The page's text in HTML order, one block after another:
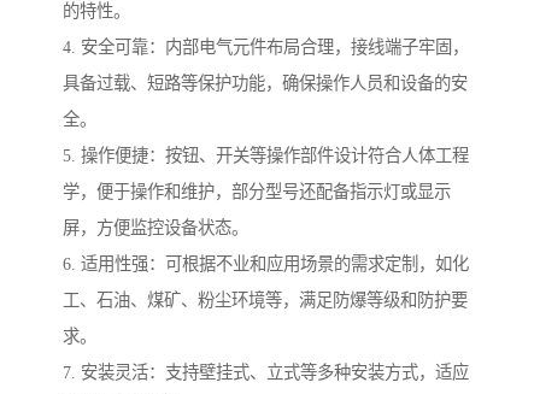
的特性。
4. 安全可靠：内部电气元件布局合理，接线端子牢固，
具备过载、短路等保护功能，确保操作人员和设备的安
全。
5. 操作便捷：按钮、开关等操作部件设计符合人体工程
学，便于操作和维护，部分型号还配备指示灯或显示
屏，方便监控设备状态。
6. 适用性强：可根据不业和应用场景的需求定制，如化
工、石油、煤矿、粉尘环境等，满足防爆等级和防护要
求。
7. 安装灵活：支持壁挂式、立式等多种安装方式，适应